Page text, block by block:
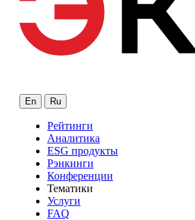
En Ru
Рейтинги
Аналитика
ESG продукты
Рэнкинги
Конференции
Тематики
Услуги
FAQ